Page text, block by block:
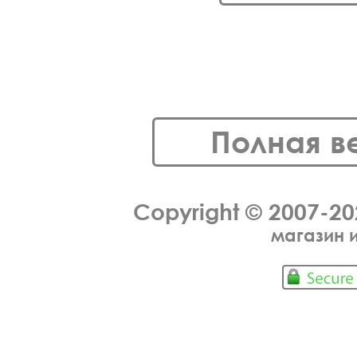
Полная
Copyright © 2007-
магазин